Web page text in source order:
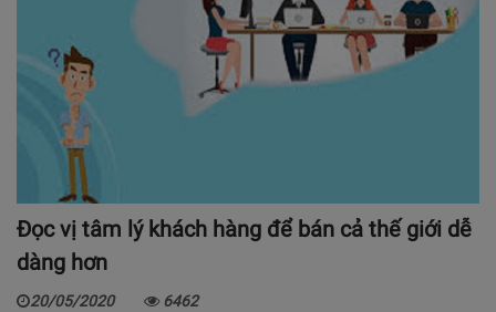
Đọc vị tâm lý khách hàng để bán cả thế giới dễ
dàng hơn
20/05/2020 6462